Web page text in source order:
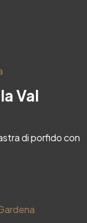
Val
di porfido con